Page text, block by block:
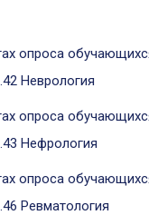
опроса
Неврология
опроса
Нефрология
опроса
Ревматология